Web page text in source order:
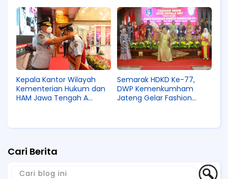
Bebas
Kepala Kantor Wilayah
Kementerian Hukum dan
HAM Jawa Tengah A
Semarak HDKD Ke-77,
DWP Kemenkumham
Jateng Gelar Fashion
Cari Berita